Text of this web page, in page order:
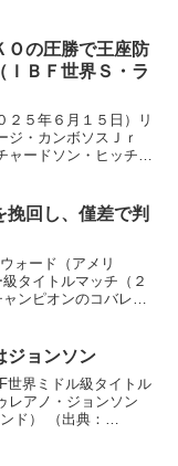
Ｏの圧勝で王座防
ＢＦ世界Ｓ・ラ
２５年６月１５日）リ
・カンボソスＪｒ
ャードソン・ヒッチン
回し、僅差で判
ォード（アメリ
タイトルマッチ（２
ンピオンのコバレフ
ジョンソン
世界ミドル級タイトル
レアノ・ジョンソン
ド） （出典：